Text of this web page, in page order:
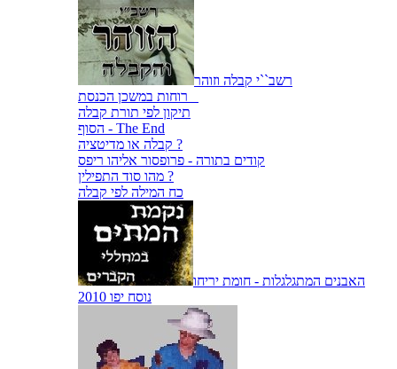
רשב``י קבלה וזוהר
תיקון לפי תורת קבלה
הסוף - The End
קבלה או מדיטציה ?
קודים בתורה - פרופסור אליהו ריפס
מהו סוד התפילין ?
כח המילה לפי קבלה
האבנים המתגלגלות - חומת יריחו
נוסח יפו 2010